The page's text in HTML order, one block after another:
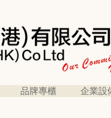
品牌專櫃 企業設